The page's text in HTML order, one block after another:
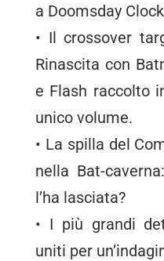
a Doomsday
• Il crossover
Rinascita con
e Flash raccolto
unico volume.
• La spilla del
nella Bat-
l’ha lasciata?
• I più grandi
uniti per